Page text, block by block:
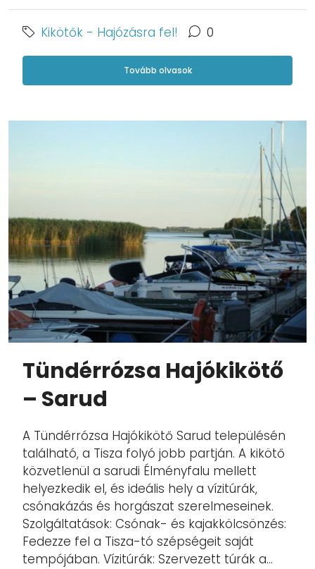
Kikötők - Hajózásra fel! 0
Tovább olvasok
Tündérrózsa Hajókikötő
– Sarud
A Tündérrózsa Hajókikötő Sarud településén
található, a Tisza folyó jobb partján. A kikötő
közvetlenül a sarudi Élményfalu mellett
helyezkedik el, és ideális hely a vízitúrák,
csónakázás és horgászat szerelmeseinek.
Szolgáltatások: Csónak- és kajakkölcsönzés:
Fedezze fel a Tisza-tó szépségeit saját
tempójában. Vízitúrák: Szervezett túrák a...